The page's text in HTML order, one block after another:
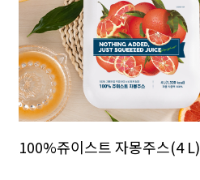
100%쥬이스트 자몽주스(4 L)